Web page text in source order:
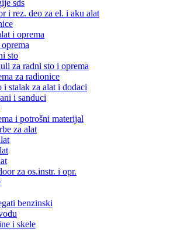
sds
i rez. deo za el. i aku alat
i oprema
sto
za radni sto i oprema
za radionice
i stalak za alat i dodaci
i sanduci
i potrošni materijal
za alat
za os.instr. i opr.
benzinski
i skele